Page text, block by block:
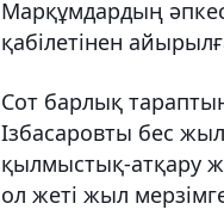
Марқұмдардың
қабілетінен
Сот барлық
Ізбасаровты бес
қылмыстық-атқару
ол жеті жыл